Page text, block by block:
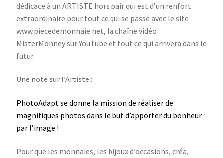
dédicace à un ARTISTE hors pair qui est d’un renfort
extraordinaire pour tout ce qui se passe avec le site
www.piecedemonnaie.net, la chaîne vidéo
MisterMonney sur YouTube et tout ce qui arrivera dans le
futur.
Une note sur l’Artiste :
PhotoAdapt se donne la mission de réaliser de
magnifiques photos dans le but d’apporter du bonheur
par l’image !
Pour que les monnaies, les bijoux d’occasions, créa,